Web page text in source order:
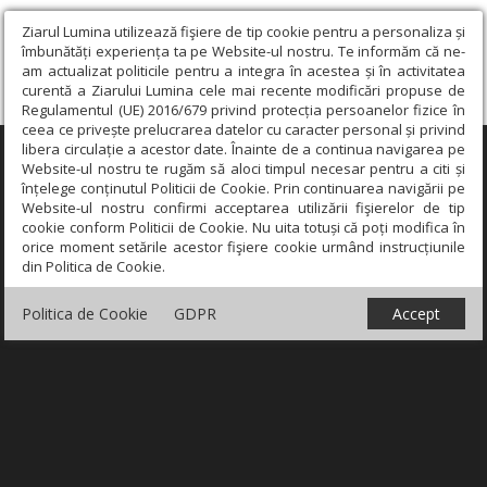
Ziarul Lumina utilizează fişiere de tip cookie pentru a personaliza și
îmbunătăți experiența ta pe Website-ul nostru. Te informăm că ne-
am actualizat politicile pentru a integra în acestea și în activitatea
curentă a Ziarului Lumina cele mai recente modificări propuse de
Regulamentul (UE) 2016/679 privind protecția persoanelor fizice în
ceea ce privește prelucrarea datelor cu caracter personal și privind
libera circulație a acestor date. Înainte de a continua navigarea pe
Website-ul nostru te rugăm să aloci timpul necesar pentru a citi și
înțelege conținutul Politicii de Cookie. Prin continuarea navigării pe
Website-ul nostru confirmi acceptarea utilizării fişierelor de tip
cookie conform Politicii de Cookie. Nu uita totuși că poți modifica în
orice moment setările acestor fişiere cookie urmând instrucțiunile
din Politica de Cookie.
Politica de Cookie GDPR Accept
×